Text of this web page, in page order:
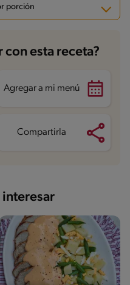
porción
con esta receta?
Agregar a mi menú
Compartirla
interesar